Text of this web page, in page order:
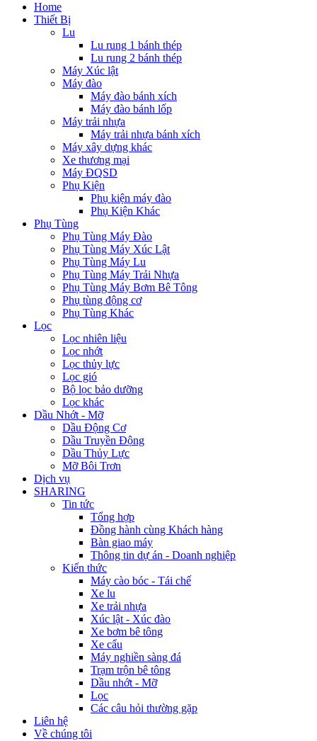
Home
Thiết Bị
Lu
Lu rung 1 bánh thép
Lu rung 2 bánh thép
Máy Xúc lật
Máy đào
Máy đào bánh xích
Máy đào bánh lốp
Máy trải nhựa
Máy trải nhựa bánh xích
Máy xây dựng khác
Xe thương mại
Máy ĐQSD
Phụ Kiện
Phụ kiện máy đào
Phụ Kiện Khác
Phụ Tùng
Phụ Tùng Máy Đào
Phụ Tùng Máy Xúc Lật
Phụ Tùng Máy Lu
Phụ Tùng Máy Trải Nhựa
Phụ Tùng Máy Bơm Bê Tông
Phụ tùng động cơ
Phụ Tùng Khác
Lọc
Lọc nhiên liệu
Lọc nhớt
Lọc thủy lực
Lọc gió
Bộ lọc bảo dưỡng
Lọc khác
Dầu Nhớt - Mỡ
Dầu Động Cơ
Dầu Truyền Động
Dầu Thủy Lực
Mỡ Bôi Trơn
Dịch vụ
SHARING
Tin tức
Tổng hợp
Đồng hành cùng Khách hàng
Bàn giao máy
Thông tin dự án - Doanh nghiệp
Kiến thức
Máy cào bóc - Tái chế
Xe lu
Xe trải nhựa
Xúc lật - Xúc đào
Xe bơm bê tông
Xe cẩu
Máy nghiền sàng đá
Trạm trộn bê tông
Dầu nhớt - Mỡ
Lọc
Các câu hỏi thường gặp
Liên hệ
Về chúng tôi